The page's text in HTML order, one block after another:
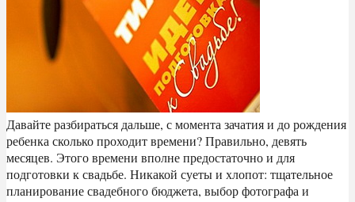
Давайте разбираться дальше, с момента зачатия и до рождения
ребенка сколько проходит времени? Правильно, девять
месяцев. Этого времени вполне предостаточно и для
подготовки к свадьбе. Никакой суеты и хлопот: тщательное
планирование свадебного бюджета, выбор фотографа и